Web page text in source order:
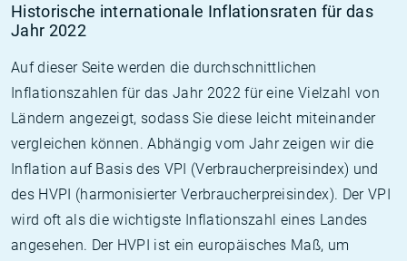
Historische internationale Inflationsraten für das
Jahr 2022
Auf dieser Seite werden die durchschnittlichen
Inflationszahlen für das Jahr 2022 für eine Vielzahl von
Ländern angezeigt, sodass Sie diese leicht miteinander
vergleichen können. Abhängig vom Jahr zeigen wir die
Inflation auf Basis des VPI (Verbraucherpreisindex) und
des HVPI (harmonisierter Verbraucherpreisindex). Der VPI
wird oft als die wichtigste Inflationszahl eines Landes
angesehen. Der HVPI ist ein europäisches Maß, um